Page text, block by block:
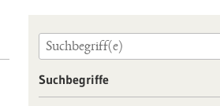
Suchbegriffe